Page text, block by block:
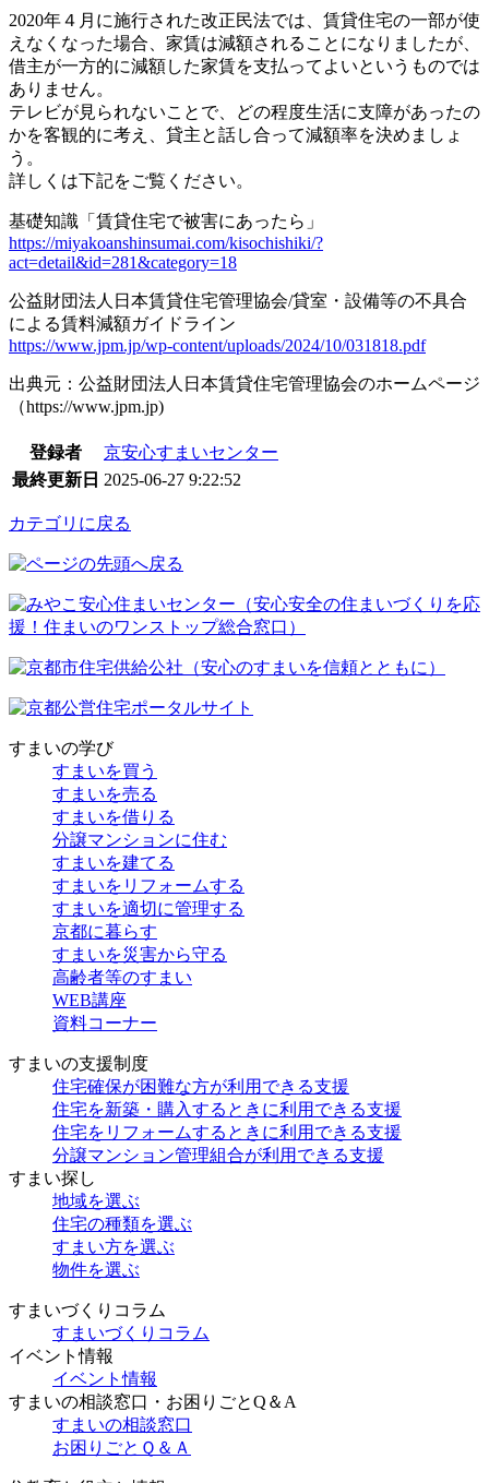
2020年４月に施行された改正民法では、賃貸住宅の一部が使
えなくなった場合、家賃は減額されることになりましたが、
借主が一方的に減額した家賃を支払ってよいというものでは
ありません。
テレビが見られないことで、どの程度生活に支障があったの
かを客観的に考え、貸主と話し合って減額率を決めましょ
う。
詳しくは下記をご覧ください。
基礎知識「賃貸住宅で被害にあったら」
https://miyakoanshinsumai.com/kisochishiki/?
act=detail&id=281&category=18
公益財団法人日本賃貸住宅管理協会/貸室・設備等の不具合
による賃料減額ガイドライン
https://www.jpm.jp/wp-content/uploads/2024/10/031818.pdf
出典元：公益財団法人日本賃貸住宅管理協会のホームページ
（https://www.jpm.jp)
登録者
京安心すまいセンター
最終更新日 2025-06-27 9:22:52
カテゴリに戻る
すまいの学び
すまいを買う
すまいを売る
すまいを借りる
分譲マンションに住む
すまいを建てる
すまいをリフォームする
すまいを適切に管理する
京都に暮らす
すまいを災害から守る
高齢者等のすまい
WEB講座
資料コーナー
すまいの支援制度
住宅確保が困難な方が利用できる支援
住宅を新築・購入するときに利用できる支援
住宅をリフォームするときに利用できる支援
分譲マンション管理組合が利用できる支援
すまい探し
地域を選ぶ
住宅の種類を選ぶ
すまい方を選ぶ
物件を選ぶ
すまいづくりコラム
すまいづくりコラム
イベント情報
イベント情報
すまいの相談窓口・お困りごとQ＆A
すまいの相談窓口
お困りごとＱ＆Ａ